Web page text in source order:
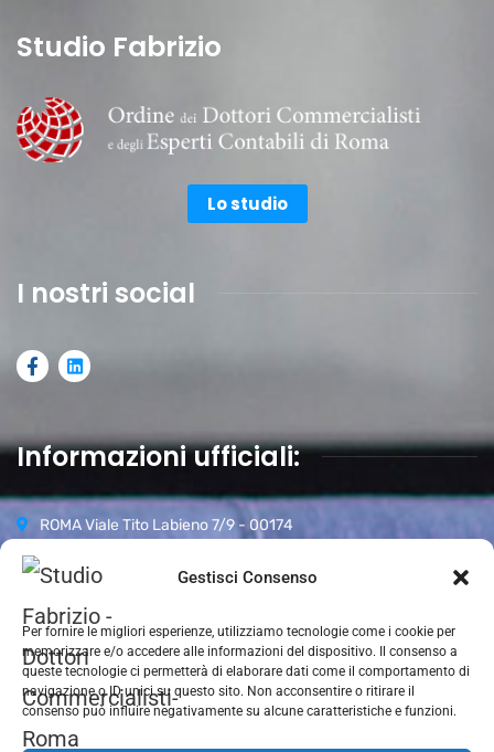
Gestisci Consenso
Per fornire le migliori esperienze, utilizziamo tecnologie come i cookie per
memorizzare e/o accedere alle informazioni del dispositivo. Il consenso a
queste tecnologie ci permetterà di elaborare dati come il comportamento di
navigazione o ID unici su questo sito. Non acconsentire o ritirare il
consenso può influire negativamente su alcune caratteristiche e funzioni.
Studio Fabrizio
Lo studio
I nostri social
Informazioni ufficiali:
ROMA Viale Tito Labieno 7/9 - 00174
06 87942296
Orari d’apertura:
Lun-Ven 09.00-18.00
Sabato 09.00–13.00
Domenica CHIUSO